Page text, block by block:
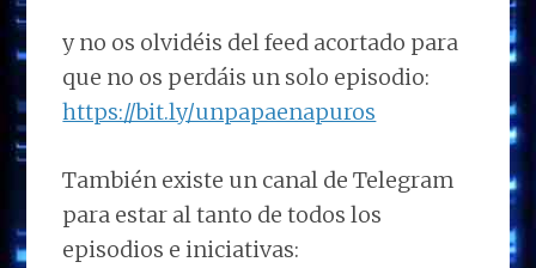
y no os olvidéis del feed acortado para
que no os perdáis un solo episodio:
https://bit.ly/unpapaenapuros
También existe un canal de Telegram
para estar al tanto de todos los
episodios e iniciativas: